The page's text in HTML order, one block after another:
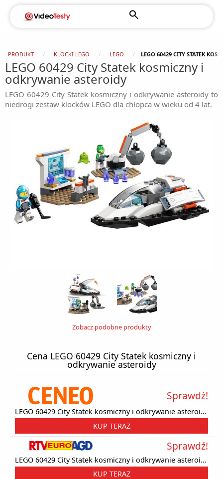
PRODUKT KLOCKI LEGO LEGO LEGO 60429 CITY STATEK
LEGO 60429 City Statek kosmiczny i
odkrywanie asteroidy
LEGO 60429 City Statek kosmiczny i odkrywanie asteroidy to
niedrogi zestaw klocków LEGO dla chłopca w wieku od 4 lat.
Zobacz podobne produkty
Cena LEGO 60429 City Statek kosmiczny i
odkrywanie asteroidy
LEGO 60429 City Statek kosmiczny i odkrywanie asteroidy
Sprawdź!
KUP TERAZ
LEGO 60429 City Statek kosmiczny i odkrywanie asteroidy
Sprawdź!
KUP TERAZ